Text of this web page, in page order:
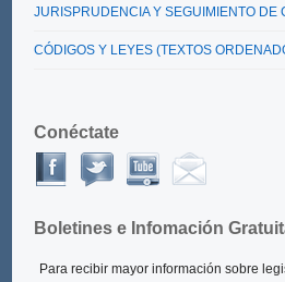
JURISPRUDENCIA Y SEGUIMIENTO DE
CÓDIGOS Y LEYES (TEXTOS
Conéctate
Boletines e Infomación
Para recibir mayor información sobre